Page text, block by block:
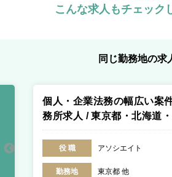
こんな求人もチェック
同じ勤務地の求
個人・企業法務の幅広い案
務所求人 / 東京都・北海道・
県・沖縄県など多数
役 職 アソシエイト
勤務地 東京都 他